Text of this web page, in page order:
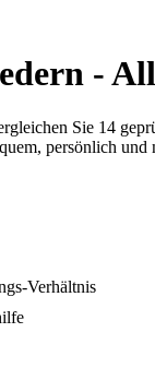
-
Sie 14
persönlich
Verhältnis